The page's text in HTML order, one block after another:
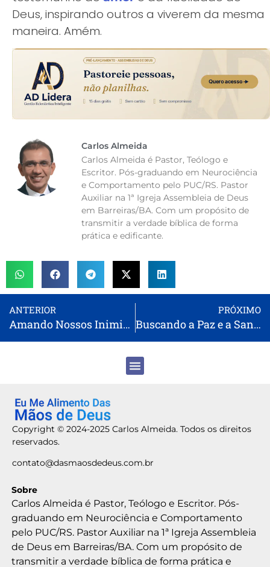
Deus, inspirando outros a viverem da mesma
maneira. Amém.
Carlos Almeida
Carlos Almeida é Pastor, Teólogo e
Escritor. Pós-graduando em Neurociência
e Comportamento pelo PUC/RS. Pastor
Auxiliar na 1ª Igreja Assembleia de Deus
em Barreiras/BA. Com um propósito de
transmitir a verdade bíblica de forma
prática e edificante.
ANTERIOR
Amando Nossos Inimigos: A Chamada ao Amor de Cristo
PRÓXIMO
Buscando a Paz e a Santidade: O Caminho para Ver o Senhor
Copyright © 2024-2025 Carlos Almeida. Todos os direitos
reservados.
contato@dasmaosdedeus.com.br
Sobre
Carlos Almeida é Pastor, Teólogo e Escritor. Pós-
graduando em Neurociência e Comportamento
pelo PUC/RS. Pastor Auxiliar na 1ª Igreja Assembleia
de Deus em Barreiras/BA. Com um propósito de
transmitir a verdade bíblica de forma prática e